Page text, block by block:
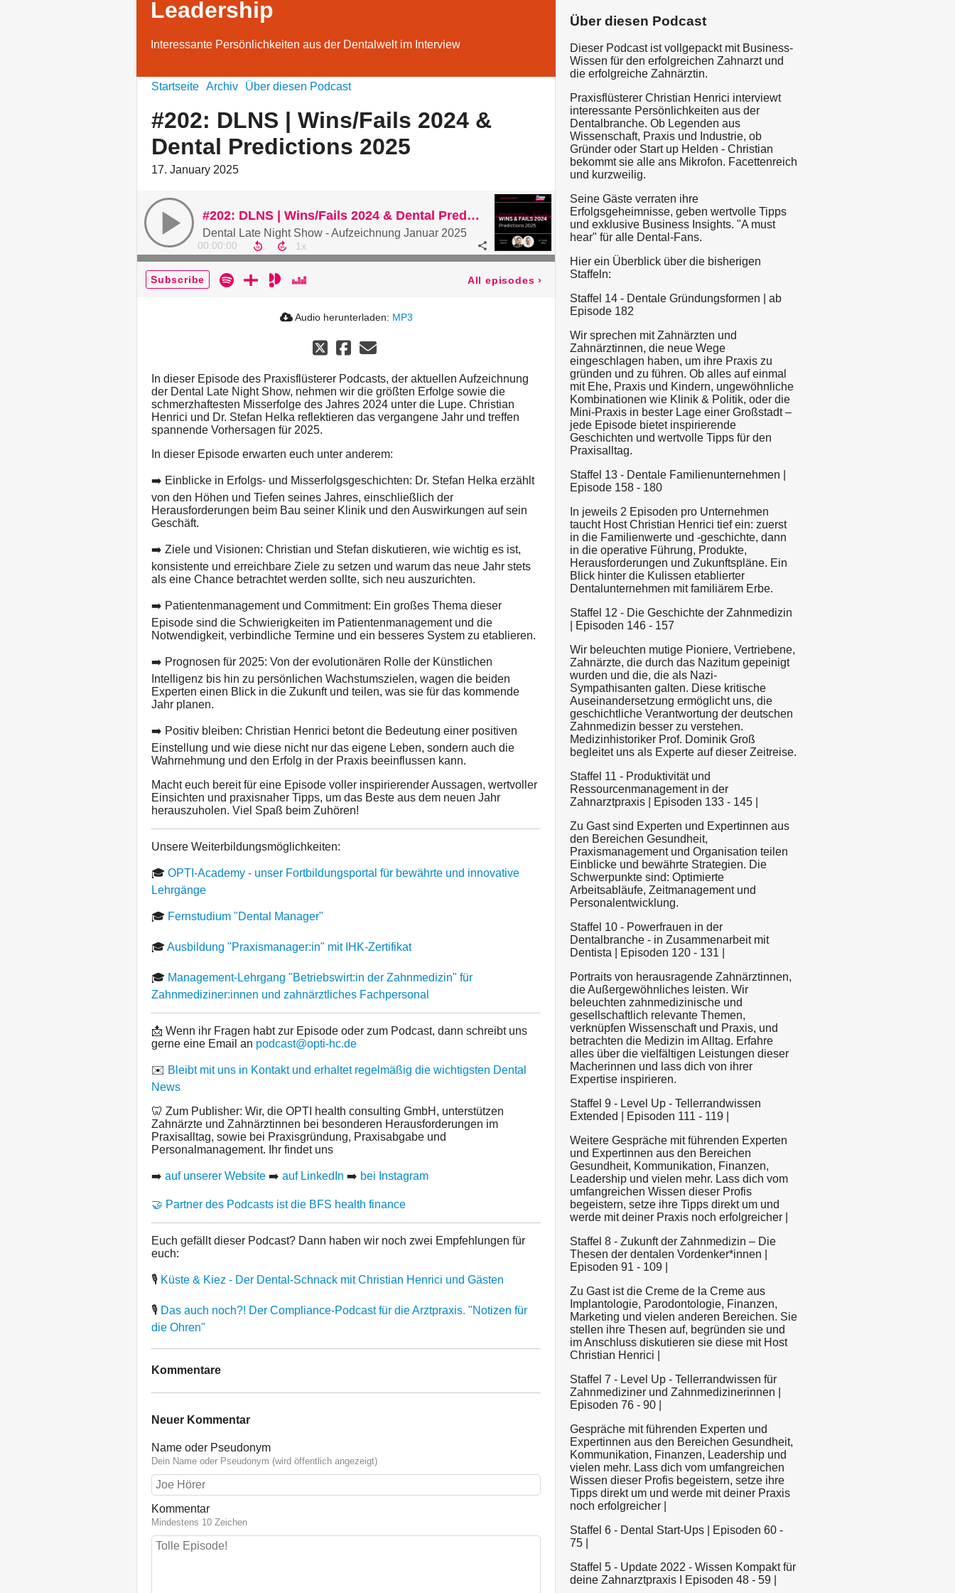
Leadership
Interessante Persönlichkeiten aus der Dentalwelt im Interview
Startseite Archiv Über diesen Podcast
#202: DLNS | Wins/Fails 2024 &
Dental Predictions 2025
17. January 2025
#202: DLNS | Wins/Fails 2024 & Dental Predictions 2025
Dental Late Night Show - Aufzeichnung Januar 2025
00:00:00
Subscribe All episodes ›
Audio herunterladen: MP3
In dieser Episode des Praxisflüsterer Podcasts, der aktuellen Aufzeichnung
der Dental Late Night Show, nehmen wir die größten Erfolge sowie die
schmerzhaftesten Misserfolge des Jahres 2024 unter die Lupe. Christian
Henrici und Dr. Stefan Helka reflektieren das vergangene Jahr und treffen
spannende Vorhersagen für 2025.
In dieser Episode erwarten euch unter anderem:
➡️ Einblicke in Erfolgs- und Misserfolgsgeschichten: Dr. Stefan Helka erzählt
von den Höhen und Tiefen seines Jahres, einschließlich der
Herausforderungen beim Bau seiner Klinik und den Auswirkungen auf sein
Geschäft.
➡️ Ziele und Visionen: Christian und Stefan diskutieren, wie wichtig es ist,
konsistente und erreichbare Ziele zu setzen und warum das neue Jahr stets
als eine Chance betrachtet werden sollte, sich neu auszurichten.
➡️ Patientenmanagement und Commitment: Ein großes Thema dieser
Episode sind die Schwierigkeiten im Patientenmanagement und die
Notwendigkeit, verbindliche Termine und ein besseres System zu etablieren.
➡️ Prognosen für 2025: Von der evolutionären Rolle der Künstlichen
Intelligenz bis hin zu persönlichen Wachstumszielen, wagen die beiden
Experten einen Blick in die Zukunft und teilen, was sie für das kommende
Jahr planen.
➡️ Positiv bleiben: Christian Henrici betont die Bedeutung einer positiven
Einstellung und wie diese nicht nur das eigene Leben, sondern auch die
Wahrnehmung und den Erfolg in der Praxis beeinflussen kann.
Macht euch bereit für eine Episode voller inspirierender Aussagen, wertvoller
Einsichten und praxisnaher Tipps, um das Beste aus dem neuen Jahr
herauszuholen. Viel Spaß beim Zuhören!
Unsere Weiterbildungsmöglichkeiten:
🎓 OPTI-Academy - unser Fortbildungsportal für bewährte und innovative
Lehrgänge
🎓 Fernstudium "Dental Manager"
🎓 Ausbildung "Praxismanager:in" mit IHK-Zertifikat
🎓 Management-Lehrgang "Betriebswirt:in der Zahnmedizin" für
Zahnmediziner:innen und zahnärztliches Fachpersonal
📩 Wenn ihr Fragen habt zur Episode oder zum Podcast, dann schreibt uns
gerne eine Email an podcast@opti-hc.de
✉️ Bleibt mit uns in Kontakt und erhaltet regelmäßig die wichtigsten Dental
News
🦷 Zum Publisher: Wir, die OPTI health consulting GmbH, unterstützen
Zahnärzte und Zahnärztinnen bei besonderen Herausforderungen im
Praxisalltag, sowie bei Praxisgründung, Praxisabgabe und
Personalmanagement. Ihr findet uns
➡️ auf unserer Website ➡️ auf LinkedIn ➡️ bei Instagram
🤝 Partner des Podcasts ist die BFS health finance
Euch gefällt dieser Podcast? Dann haben wir noch zwei Empfehlungen für
euch:
🎙 Küste & Kiez - Der Dental-Schnack mit Christian Henrici und Gästen
🎙 Das auch noch?! Der Compliance-Podcast für die Arztpraxis. "Notizen für
die Ohren"
Kommentare
Neuer Kommentar
Name oder Pseudonym
Dein Name oder Pseudonym (wird öffentlich angezeigt)
Kommentar
Mindestens 10 Zeichen
Über diesen Podcast
Dieser Podcast ist vollgepackt mit Business-
Wissen für den erfolgreichen Zahnarzt und
die erfolgreiche Zahnärztin.
Praxisflüsterer Christian Henrici interviewt
interessante Persönlichkeiten aus der
Dentalbranche. Ob Legenden aus
Wissenschaft, Praxis und Industrie, ob
Gründer oder Start up Helden - Christian
bekommt sie alle ans Mikrofon. Facettenreich
und kurzweilig.
Seine Gäste verraten ihre
Erfolgsgeheimnisse, geben wertvolle Tipps
und exklusive Business Insights. "A must
hear" für alle Dental-Fans.
Hier ein Überblick über die bisherigen
Staffeln:
Staffel 14 - Dentale Gründungsformen | ab
Episode 182
Wir sprechen mit Zahnärzten und
Zahnärztinnen, die neue Wege
eingeschlagen haben, um ihre Praxis zu
gründen und zu führen. Ob alles auf einmal
mit Ehe, Praxis und Kindern, ungewöhnliche
Kombinationen wie Klinik & Politik, oder die
Mini-Praxis in bester Lage einer Großstadt –
jede Episode bietet inspirierende
Geschichten und wertvolle Tipps für den
Praxisalltag.
Staffel 13 - Dentale Familienunternehmen |
Episode 158 - 180
In jeweils 2 Episoden pro Unternehmen
taucht Host Christian Henrici tief ein: zuerst
in die Familienwerte und -geschichte, dann
in die operative Führung, Produkte,
Herausforderungen und Zukunftspläne. Ein
Blick hinter die Kulissen etablierter
Dentalunternehmen mit familiärem Erbe.
Staffel 12 - Die Geschichte der Zahnmedizin
| Episoden 146 - 157
Wir beleuchten mutige Pioniere, Vertriebene,
Zahnärzte, die durch das Nazitum gepeinigt
wurden und die, die als Nazi-
Sympathisanten galten. Diese kritische
Auseinandersetzung ermöglicht uns, die
geschichtliche Verantwortung der deutschen
Zahnmedizin besser zu verstehen.
Medizinhistoriker Prof. Dominik Groß
begleitet uns als Experte auf dieser Zeitreise.
Staffel 11 - Produktivität und
Ressourcenmanagement in der
Zahnarztpraxis | Episoden 133 - 145 |
Zu Gast sind Experten und Expertinnen aus
den Bereichen Gesundheit,
Praxismanagement und Organisation teilen
Einblicke und bewährte Strategien. Die
Schwerpunkte sind: Optimierte
Arbeitsabläufe, Zeitmanagement und
Personalentwicklung.
Staffel 10 - Powerfrauen in der
Dentalbranche - in Zusammenarbeit mit
Dentista | Episoden 120 - 131 |
Portraits von herausragende Zahnärztinnen,
die Außergewöhnliches leisten. Wir
beleuchten zahnmedizinische und
gesellschaftlich relevante Themen,
verknüpfen Wissenschaft und Praxis, und
betrachten die Medizin im Alltag. Erfahre
alles über die vielfältigen Leistungen dieser
Macherinnen und lass dich von ihrer
Expertise inspirieren.
Staffel 9 - Level Up - Tellerrandwissen
Extended | Episoden 111 - 119 |
Weitere Gespräche mit führenden Experten
und Expertinnen aus den Bereichen
Gesundheit, Kommunikation, Finanzen,
Leadership und vielen mehr. Lass dich vom
umfangreichen Wissen dieser Profis
begeistern, setze ihre Tipps direkt um und
werde mit deiner Praxis noch erfolgreicher |
Staffel 8 - Zukunft der Zahnmedizin – Die
Thesen der dentalen Vordenker*innen |
Episoden 91 - 109 |
Zu Gast ist die Creme de la Creme aus
Implantologie, Parodontologie, Finanzen,
Marketing und vielen anderen Bereichen. Sie
stellen ihre Thesen auf, begründen sie und
im Anschluss diskutieren sie diese mit Host
Christian Henrici |
Staffel 7 - Level Up - Tellerrandwissen für
Zahnmediziner und Zahnmedizinerinnen |
Episoden 76 - 90 |
Gespräche mit führenden Experten und
Expertinnen aus den Bereichen Gesundheit,
Kommunikation, Finanzen, Leadership und
vielen mehr. Lass dich vom umfangreichen
Wissen dieser Profis begeistern, setze ihre
Tipps direkt um und werde mit deiner Praxis
noch erfolgreicher |
Staffel 6 - Dental Start-Ups | Episoden 60 -
75 |
Staffel 5 - Update 2022 - Wissen Kompakt für
deine Zahnarztpraxis I Episoden 48 - 59 |